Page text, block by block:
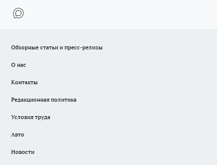
Обзорные статьи и пресс-релизы
О нас
Контакты
Редакционная политика
Условия труда
Авто
Новости